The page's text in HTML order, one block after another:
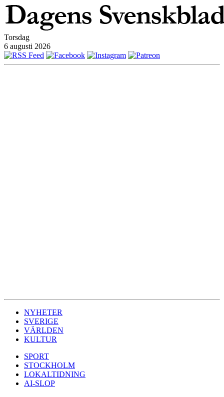
Torsdag
6 augusti 2026
NYHETER
SVERIGE
VÄRLDEN
KULTUR
SPORT
STOCKHOLM
LOKALTIDNING
AI-SLOP